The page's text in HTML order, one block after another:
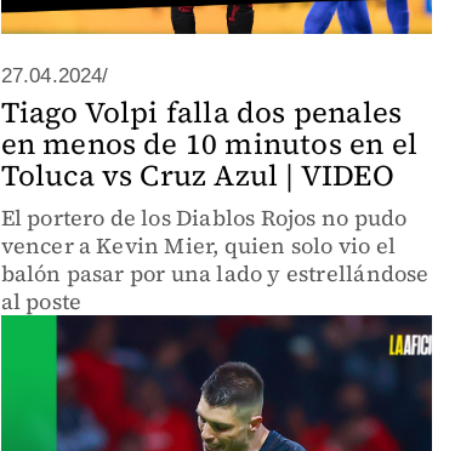
27.04.2024/
Tiago Volpi falla dos penales
en menos de 10 minutos en el
Toluca vs Cruz Azul | VIDEO
El portero de los Diablos Rojos no pudo
vencer a Kevin Mier, quien solo vio el
balón pasar por una lado y estrellándose
al poste